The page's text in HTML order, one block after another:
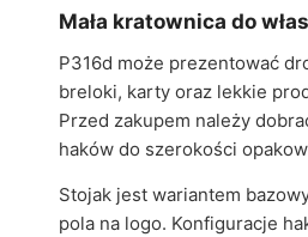
Mała kratownica do
P316d może prezentować
breloki, karty oraz lekkie
Przed zakupem należy
haków do szerokości
Stojak jest wariantem
pola na logo. Konfiguracje